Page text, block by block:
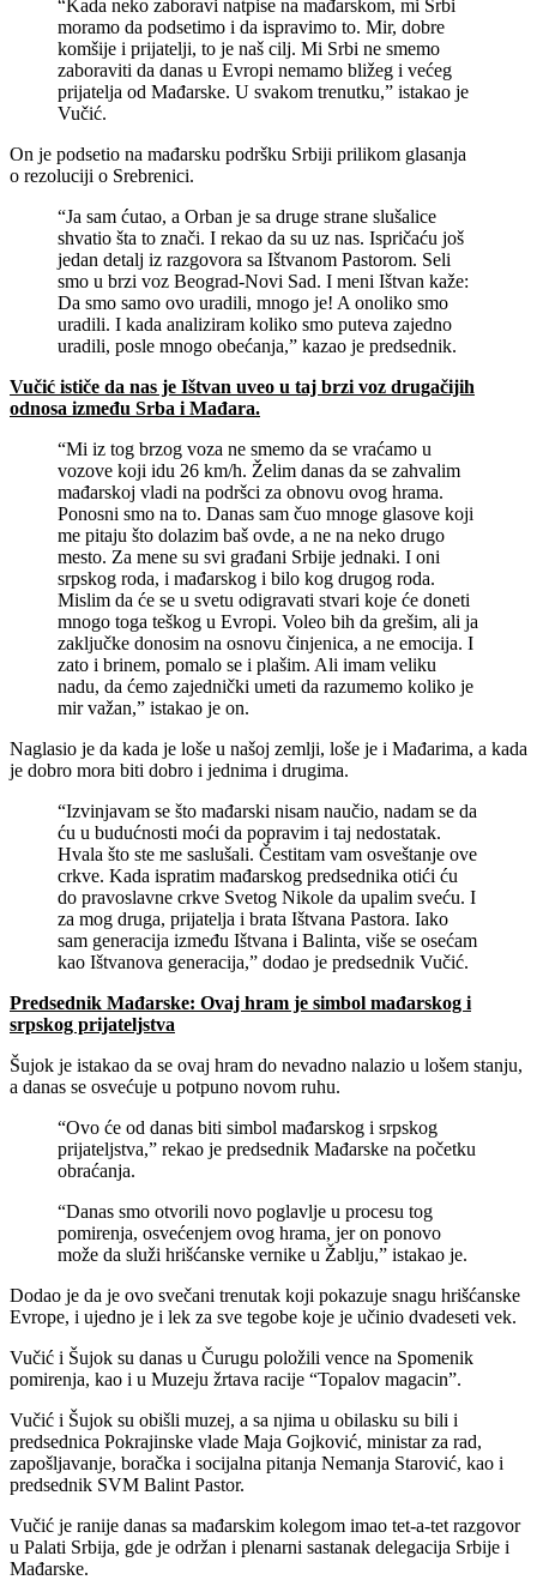
“Kada neko zaboravi natpise na mađarskom, mi Srbi
moramo da podsetimo i da ispravimo to. Mir, dobre
komšije i prijatelji, to je naš cilj. Mi Srbi ne smemo
zaboraviti da danas u Evropi nemamo bližeg i većeg
prijatelja od Mađarske. U svakom trenutku,” istakao je
Vučić.
On je podsetio na mađarsku podršku Srbiji prilikom glasanja
o rezoluciji o Srebrenici.
“Ja sam ćutao, a Orban je sa druge strane slušalice
shvatio šta to znači. I rekao da su uz nas. Ispričaću još
jedan detalj iz razgovora sa Ištvanom Pastorom. Seli
smo u brzi voz Beograd-Novi Sad. I meni Ištvan kaže:
Da smo samo ovo uradili, mnogo je! A onoliko smo
uradili. I kada analiziram koliko smo puteva zajedno
uradili, posle mnogo obećanja,” kazao je predsednik.
Vučić ističe da nas je Ištvan uveo u taj brzi voz drugačijih
odnosa između Srba i Mađara.
“Mi iz tog brzog voza ne smemo da se vraćamo u
vozove koji idu 26 km/h. Želim danas da se zahvalim
mađarskoj vladi na podršci za obnovu ovog hrama.
Ponosni smo na to. Danas sam čuo mnoge glasove koji
me pitaju što dolazim baš ovde, a ne na neko drugo
mesto. Za mene su svi građani Srbije jednaki. I oni
srpskog roda, i mađarskog i bilo kog drugog roda.
Mislim da će se u svetu odigravati stvari koje će doneti
mnogo toga teškog u Evropi. Voleo bih da grešim, ali ja
zaključke donosim na osnovu činjenica, a ne emocija. I
zato i brinem, pomalo se i plašim. Ali imam veliku
nadu, da ćemo zajednički umeti da razumemo koliko je
mir važan,” istakao je on.
Naglasio je da kada je loše u našoj zemlji, loše je i Mađarima, a kada
je dobro mora biti dobro i jednima i drugima.
“Izvinjavam se što mađarski nisam naučio, nadam se da
ću u budućnosti moći da popravim i taj nedostatak.
Hvala što ste me saslušali. Čestitam vam osveštanje ove
crkve. Kada ispratim mađarskog predsednika otići ću
do pravoslavne crkve Svetog Nikole da upalim sveću. I
za mog druga, prijatelja i brata Ištvana Pastora. Iako
sam generacija između Ištvana i Balinta, više se osećam
kao Ištvanova generacija,” dodao je predsednik Vučić.
Predsednik Mađarske: Ovaj hram je simbol mađarskog i
srpskog prijateljstva
Šujok je istakao da se ovaj hram do nevadno nalazio u lošem stanju,
a danas se osvećuje u potpuno novom ruhu.
“Ovo će od danas biti simbol mađarskog i srpskog
prijateljstva,” rekao je predsednik Mađarske na početku
obraćanja.
“Danas smo otvorili novo poglavlje u procesu tog
pomirenja, osvećenjem ovog hrama, jer on ponovo
može da služi hrišćanske vernike u Žablju,” istakao je.
Dodao je da je ovo svečani trenutak koji pokazuje snagu hrišćanske
Evrope, i ujedno je i lek za sve tegobe koje je učinio dvadeseti vek.
Vučić i Šujok su danas u Čurugu položili vence na Spomenik
pomirenja, kao i u Muzeju žrtava racije “Topalov magacin”.
Vučić i Šujok su obišli muzej, a sa njima u obilasku su bili i
predsednica Pokrajinske vlade Maja Gojković, ministar za rad,
zapošljavanje, boračka i socijalna pitanja Nemanja Starović, kao i
predsednik SVM Balint Pastor.
Vučić je ranije danas sa mađarskim kolegom imao tet-a-tet razgovor
u Palati Srbija, gde je održan i plenarni sastanak delegacija Srbije i
Mađarske.